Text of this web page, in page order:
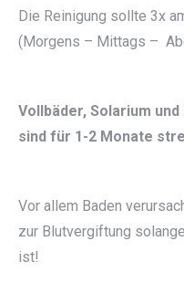
Die Reinigung sollte 3x
(Morgens – Mittags –
Vollbäder, Solarium
sind für 1-2 Monate
Vor allem Baden
zur Blutvergiftung
ist!